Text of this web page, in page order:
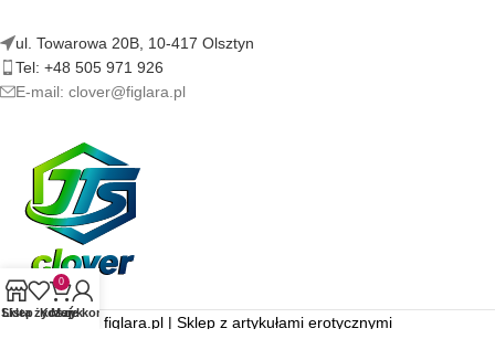
ul. Towarowa 20B, 10-417 Olsztyn
Tel: +48 505 971 926
E-mail: clover@figlara.pl
figlara.pl | Sklep z artykułami erotycznymi
Sklep
Lista życzeń
0
Koszyk
Moje konto